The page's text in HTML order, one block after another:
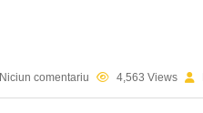
Niciun comentariu 4,563 Views